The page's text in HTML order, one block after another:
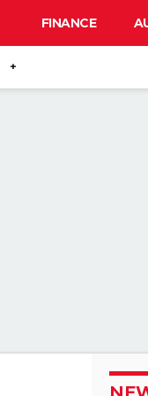
FINANCE
+